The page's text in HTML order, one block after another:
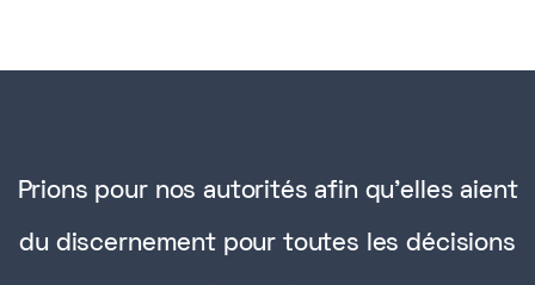
Prions pour nos autorités afin qu'elles aient
du discernement pour toutes les décisions